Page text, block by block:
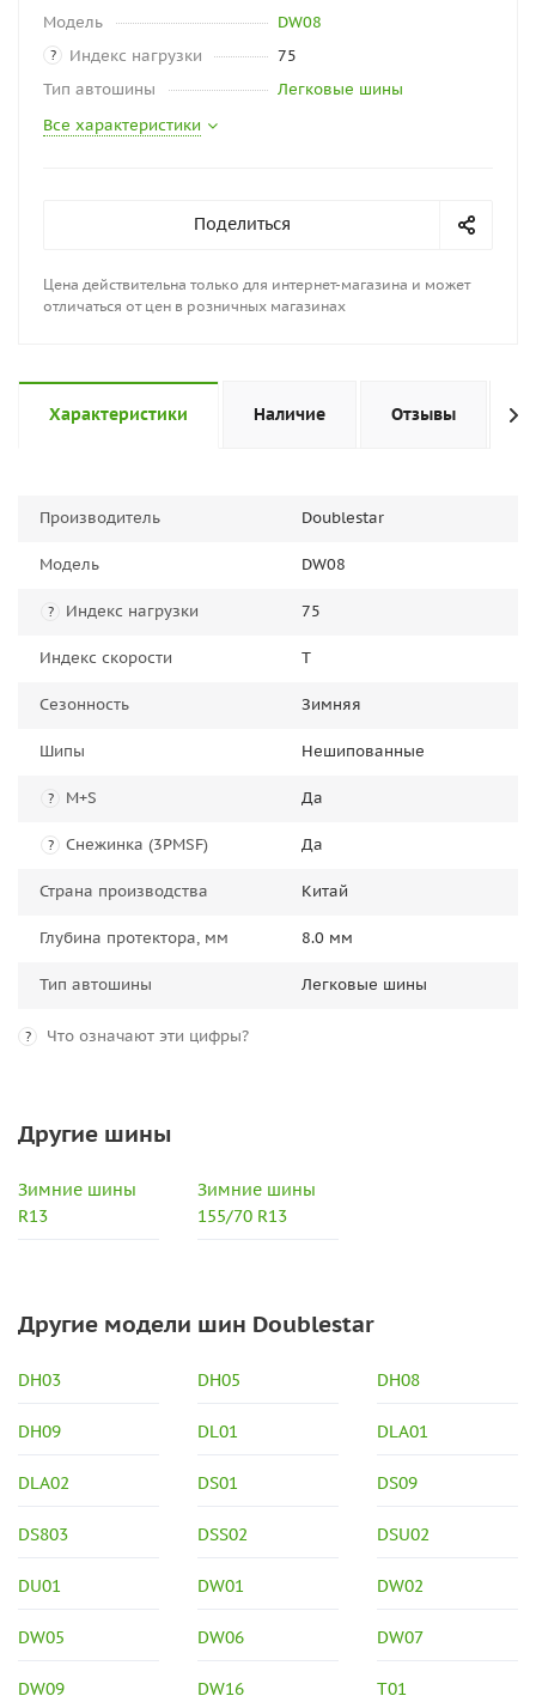
Модель
DW08
? Индекс нагрузки
75
Тип автошины
Легковые шины
Все характеристики
Поделиться
Цена действительна только для интернет-магазина и может
отличаться от цен в розничных магазинах
Характеристики Наличие Отзывы
Производитель Doublestar
Модель DW08
? Индекс нагрузки 75
Индекс скорости T
Сезонность Зимняя
Шипы Нешипованные
? M+S Да
? Снежинка (3PMSF) Да
Страна производства Китай
Глубина протектора, мм 8.0 мм
Тип автошины Легковые шины
? Что означают эти цифры?
Другие шины
Зимние шины
R13
Зимние шины
155/70 R13
Другие модели шин Doublestar
DH03 DH05 DH08
DH09 DL01 DLA01
DLA02 DS01 DS09
DS803 DSS02 DSU02
DU01 DW01 DW02
DW05 DW06 DW07
DW09 DW16 T01